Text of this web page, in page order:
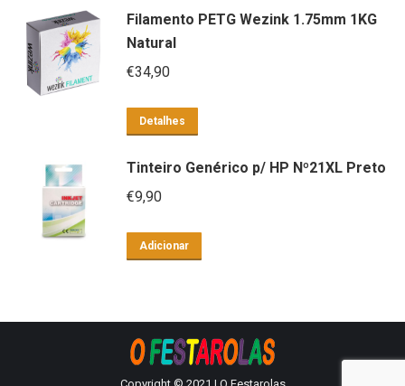
Filamento PETG Wezink 1.75mm 1KG
Natural
€34,90
Detalhes
Tinteiro Genérico p/ HP Nº21XL Preto
€9,90
Adicionar